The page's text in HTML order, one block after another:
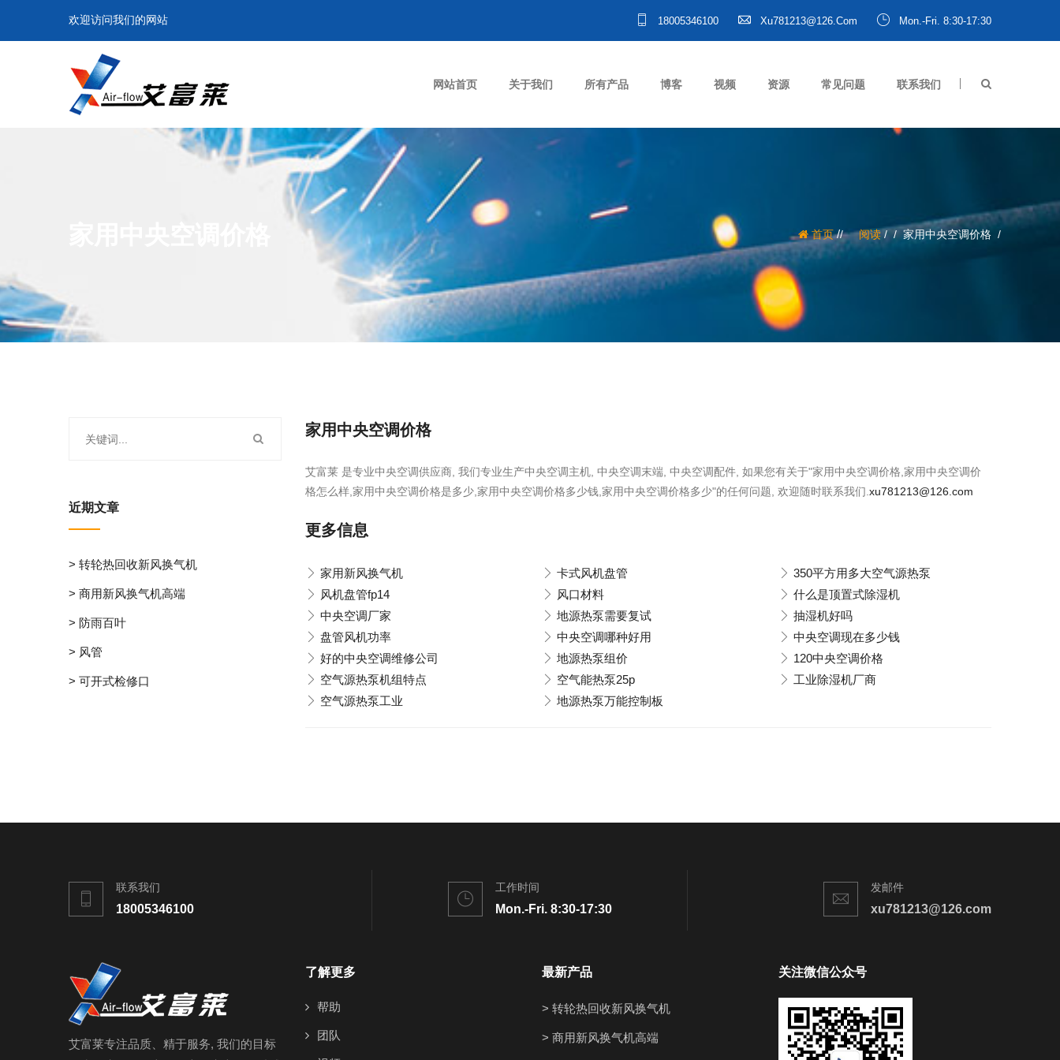
欢迎访问我们的网站 18005346100 Xu781213@126.com Mon.-Fri. 8:30-17:30
网站首页 关于我们 所有产品 博客 视频 资源 常见问题 联系我们
首页/ 阅读/ 家用中央空调价格
家用中央空调价格
艾富莱 是专业中央空调供应商, 我们专业生产中央空调主机, 中央空调末端, 中央空调配件, 如果您有关于"家用中央空调价格,家用中央空调价
格怎么样,家用中央空调价格是多少,家用中央空调价格多少钱,家用中央空调价格多少"的任何问题, 欢迎随时联系我们. xu781213@126.com
更多信息
家用新风换气机 卡式风机盘管
350平方用多大空气源热泵
风机盘管fp14
风口材料
什么是顶置式除湿机
中央空调厂家
地源热泵需要复试
抽湿机好吗
盘管风机功率
中央空调哪种好用
中央空调现在多少钱
好的中央空调维修公司
地源热泵组价
120中央空调价格
空气源热泵机组特点
空气能热泵25p
工业除湿机厂商
空气源热泵工业
地源热泵万能控制板
近期文章
> 转轮热回收新风换气机
> 商用新风换气机高端
> 防雨百叶
> 风管
> 可开式检修口
联系我们
18005346100
工作时间
Mon.-Fri. 8:30-17:30
发邮件
xu781213@126.com
艾富莱专注品质、精于服务, 我们的目标
了解更多
帮助
团队
最新产品
> 转轮热回收新风换气机
> 商用新风换气机高端
关注微信公众号